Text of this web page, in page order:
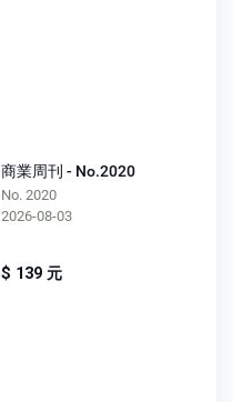
商業周刊 - No.2020
No. 2020
2026-08-03
$ 139 元